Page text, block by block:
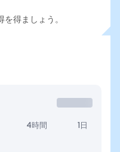
得ましょう。
4時間 1日